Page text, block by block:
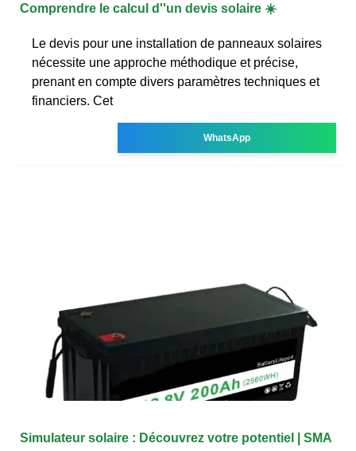
Comprendre le calcul d''un devis solaire ☀️
Le devis pour une installation de panneaux solaires
nécessite une approche méthodique et précise,
prenant en compte divers paramètres techniques et
financiers. Cet
WhatsApp
Simulateur solaire : Découvrez votre potentiel | SMA